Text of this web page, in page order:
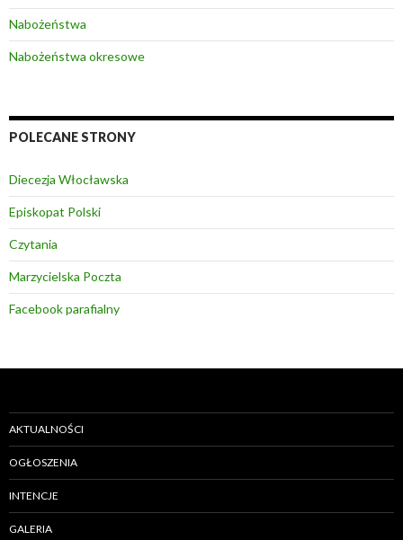
Nabożeństwa
Nabożeństwa okresowe
POLECANE STRONY
Diecezja Włocławska
Episkopat Polski
Czytania
Marzycielska Poczta
Facebook parafialny
AKTUALNOŚCI
OGŁOSZENIA
INTENCJE
GALERIA